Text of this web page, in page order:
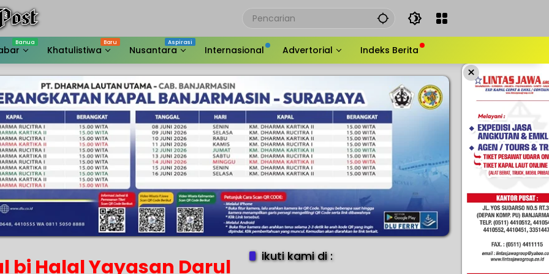
Khatulistiwa Nusantara Internasional Advertorial Indeks Berita
×
bi Halal Yayasan Darul
ikuti kami di :